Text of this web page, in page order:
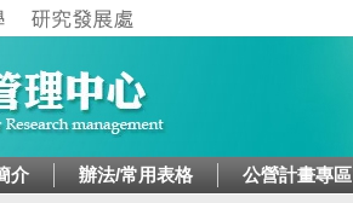
Jump to navigation
介 辦法/常用表格 公營計畫專區